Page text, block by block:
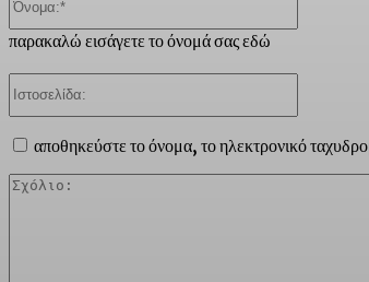
παρακαλώ εισάγετε το όνομά σας εδώ
αποθηκεύστε το όνομα, το ηλεκτρονικό